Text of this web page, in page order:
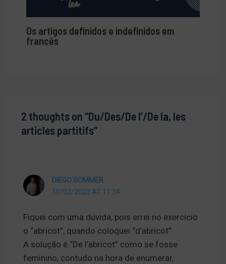
Os artigos definidos e indefinidos em
francês
2 thoughts on “Du/Des/De l’/De la, les
articles partitifs”
DIEGO SOMMER
10/02/2023 AT 11:34
Fiquei com uma dúvida, pois errei no exercício
o “abricot”, quando coloquei “d’abricot”
A solução é “De l’abricot” como se fosse
feminino, contudo na hora de enumerar,